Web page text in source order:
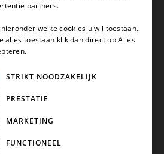
PA Udeninfo(@)koffie-
782 5578KvK 67529623 Btw:
partners.
hieronder welke cookies u wil toestaan.
alles toestaan klik dan direct op Alles
STRIKT NOODZAKELIJK
PRESTATIE
MARKETING
FUNCTIONEEL